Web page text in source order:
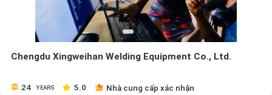
Chengdu Xingweihan Welding Equipment Co., Ltd.
24 YEARS 5.0 Nhà cung cấp xác nhận